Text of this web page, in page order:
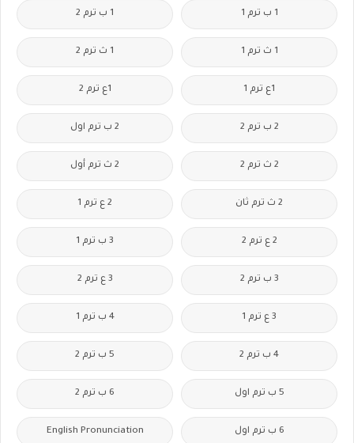
1 ب ترم 1 1 ب ترم 2
1 ث ترم 1 1 ث ترم 2
1ع ترم 1 1ع ترم 2
2 ب ترم 2 2 ب ترم اول
2 ث ترم 2 2 ث ترم أول
2 ث ترم ثان 2 ع ترم 1
2 ع ترم 2 3 ب ترم 1
3 ب ترم 2 3 ع ترم 2
3 ع ترم 1 4 ب ترم 1
4 ب ترم 2 5 ب ترم 2
5 ب ترم اول 6 ب ترم 2
6 ب ترم اول English Pronunciation